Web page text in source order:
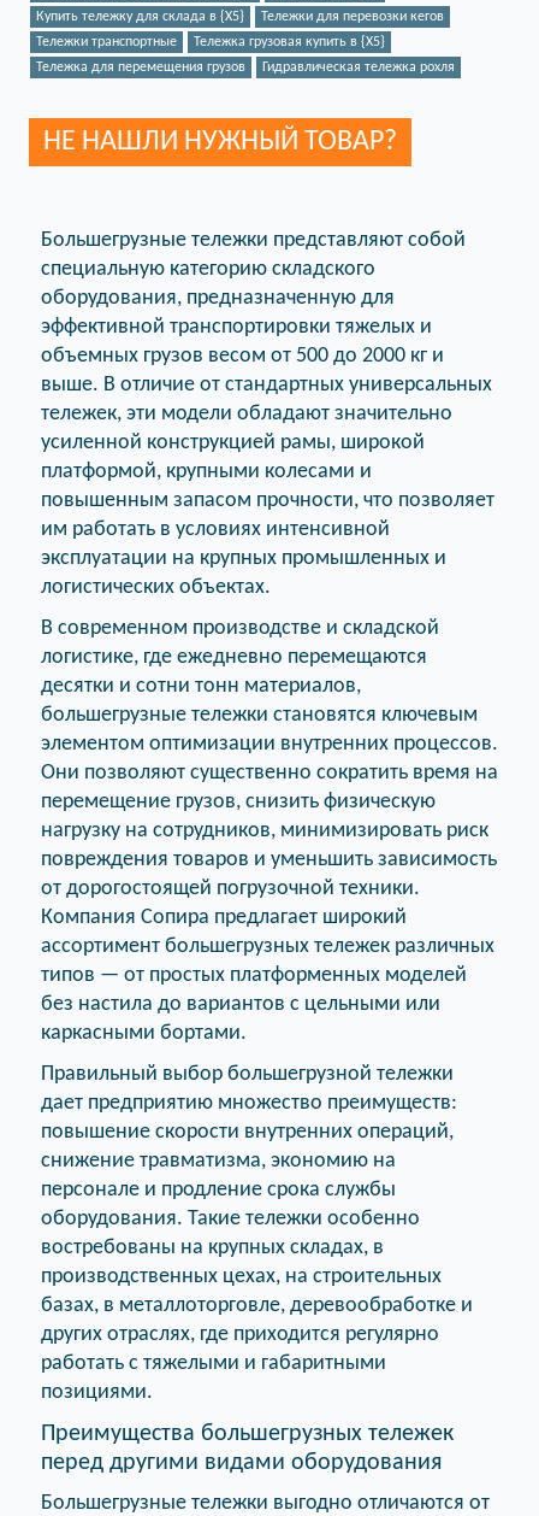
Купить тележку для склада в {X5}
Тележки для перевозки кегов
Тележки транспортные
Тележка грузовая купить в {X5}
Тележка для перемещения грузов
Гидравлическая тележка рохля
НЕ НАШЛИ НУЖНЫЙ ТОВАР?
Большегрузные тележки представляют собой
специальную категорию складского
оборудования, предназначенную для
эффективной транспортировки тяжелых и
объемных грузов весом от 500 до 2000 кг и
выше. В отличие от стандартных универсальных
тележек, эти модели обладают значительно
усиленной конструкцией рамы, широкой
платформой, крупными колесами и
повышенным запасом прочности, что позволяет
им работать в условиях интенсивной
эксплуатации на крупных промышленных и
логистических объектах.
В современном производстве и складской
логистике, где ежедневно перемещаются
десятки и сотни тонн материалов,
большегрузные тележки становятся ключевым
элементом оптимизации внутренних процессов.
Они позволяют существенно сократить время на
перемещение грузов, снизить физическую
нагрузку на сотрудников, минимизировать риск
повреждения товаров и уменьшить зависимость
от дорогостоящей погрузочной техники.
Компания Сопира предлагает широкий
ассортимент большегрузных тележек различных
типов — от простых платформенных моделей
без настила до вариантов с цельными или
каркасными бортами.
Правильный выбор большегрузной тележки
дает предприятию множество преимуществ:
повышение скорости внутренних операций,
снижение травматизма, экономию на
персонале и продление срока службы
оборудования. Такие тележки особенно
востребованы на крупных складах, в
производственных цехах, на строительных
базах, в металлоторговле, деревообработке и
других отраслях, где приходится регулярно
работать с тяжелыми и габаритными
позициями.
Преимущества большегрузных тележек
перед другими видами оборудования
Большегрузные тележки выгодно отличаются от